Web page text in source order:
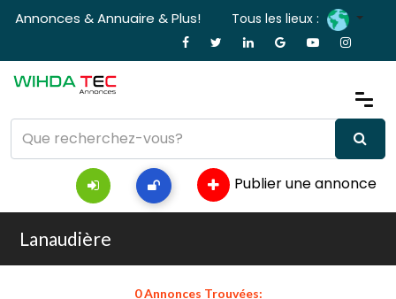
Annonces & Annuaire & Plus! Tous les lieux :
Publier une annonce
Lanaudière
0 Annonces Trouvées: